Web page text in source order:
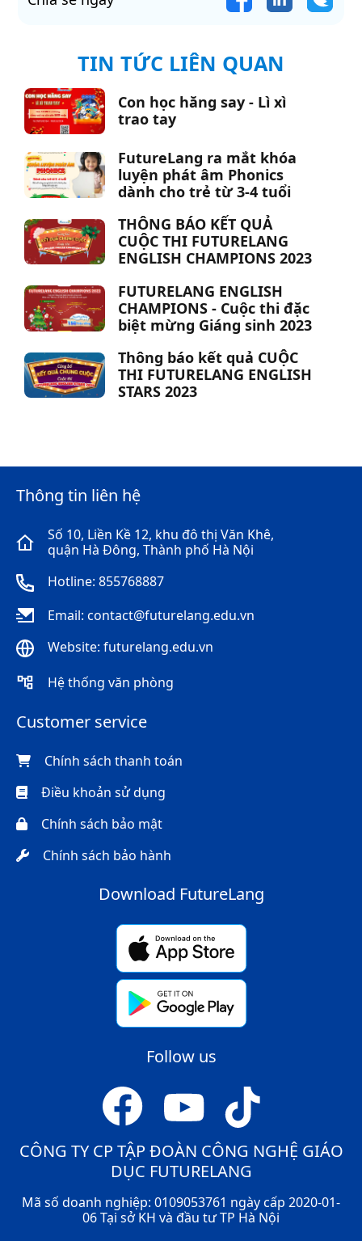
TIN TỨC LIÊN QUAN
Con học hăng say - Lì xì
trao tay
FutureLang ra mắt khóa
luyện phát âm Phonics
dành cho trẻ từ 3-4 tuổi
THÔNG BÁO KẾT QUẢ
CUỘC THI FUTURELANG
ENGLISH CHAMPIONS 2023️
FUTURELANG ENGLISH
CHAMPIONS - Cuộc thi đặc
biệt mừng Giáng sinh 2023
Thông báo kết quả CUỘC
THI FUTURELANG ENGLISH
STARS 2023️
Thông tin liên hệ
Số 10, Liền Kề 12, khu đô thị Văn Khê,
quận Hà Đông, Thành phố Hà Nội
Hotline: 855768887
Email: contact@futurelang.edu.vn
Website: futurelang.edu.vn
Hệ thống văn phòng
Customer service
Chính sách thanh toán
Điều khoản sử dụng
Chính sách bảo mật
Chính sách bảo hành
Download FutureLang
Follow us
CÔNG TY CP TẬP ĐOÀN CÔNG NGHỆ GIÁO
DỤC FUTURELANG
Mã số doanh nghiệp: 0109053761 ngày cấp 2020-01-
06 Tại sở KH và đầu tư TP Hà Nội